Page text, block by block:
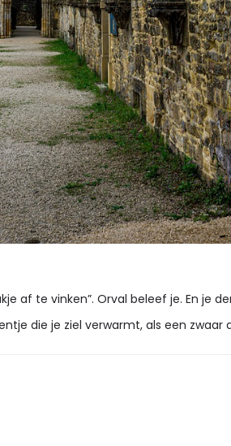
af te vinken”. Orval beleef je. En je
die je ziel verwarmt, als een zwaar